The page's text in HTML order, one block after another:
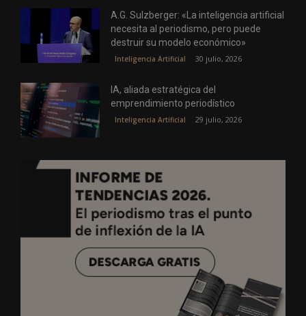
A.G. Sulzberger: «La inteligencia artificial
necesita al periodismo, pero puede
destruir su modelo económico»
Inteligencia Artificial 30 julio, 2026
IA, aliada estratégica del
emprendimiento periodístico
Inteligencia Artificial 29 julio, 2026